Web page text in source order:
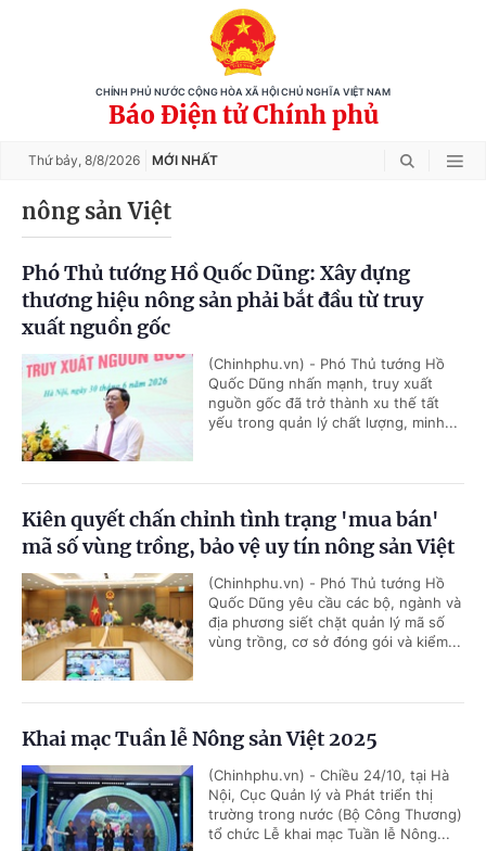
CHÍNH PHỦ NƯỚC CỘNG HÒA XÃ HỘI CHỦ NGHĨA VIỆT NAM
Báo Điện tử Chính phủ
Thứ bảy, 8/8/2026 MỚI NHẤT
nông sản Việt
Phó Thủ tướng Hồ Quốc Dũng: Xây dựng
thương hiệu nông sản phải bắt đầu từ truy
xuất nguồn gốc
(Chinhphu.vn) - Phó Thủ tướng Hồ
Quốc Dũng nhấn mạnh, truy xuất
nguồn gốc đã trở thành xu thế tất
yếu trong quản lý chất lượng, minh...
Kiên quyết chấn chỉnh tình trạng 'mua bán'
mã số vùng trồng, bảo vệ uy tín nông sản Việt
(Chinhphu.vn) - Phó Thủ tướng Hồ
Quốc Dũng yêu cầu các bộ, ngành và
địa phương siết chặt quản lý mã số
vùng trồng, cơ sở đóng gói và kiểm...
Khai mạc Tuần lễ Nông sản Việt 2025
(Chinhphu.vn) - Chiều 24/10, tại Hà
Nội, Cục Quản lý và Phát triển thị
trường trong nước (Bộ Công Thương)
tổ chức Lễ khai mạc Tuần lễ Nông...